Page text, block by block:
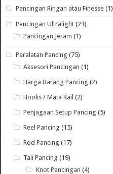
Pancingan Ringan atau Finesse (1)
Pancingan Ultralight (23)
Pancingan Jeram (1)
Peralatan Pancing (75)
Aksesori Pancingan (1)
Harga Barang Pancing (2)
Hooks / Mata Kail (2)
Penjagaan Setup Pancing (5)
Reel Pancing (15)
Rod Pancing (17)
Tali Pancing (19)
Knot Pancingan (4)